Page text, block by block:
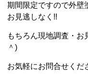
期間限定ですので外壁
お見逃しなく!!
もちろん現地調査・
＾)
お気軽にお問合せくだ